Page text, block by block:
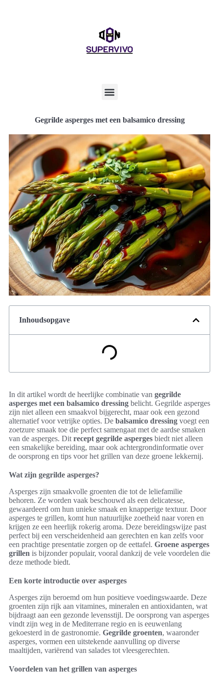
Gegrilde asperges met een balsamico dressing
Inhoudsopgave
In dit artikel wordt de heerlijke combinatie van gegrilde
asperges met een balsamico dressing belicht. Gegrilde asperges
zijn niet alleen een smaakvol bijgerecht, maar ook een gezond
alternatief voor vetrijke opties. De balsamico dressing voegt een
zoetzure smaak toe die perfect samengaat met de aardse smaken
van de asperges. Dit recept gegrilde asperges biedt niet alleen
een smakelijke bereiding, maar ook achtergrondinformatie over
de oorsprong en tips voor het grillen van deze groene lekkernij.
Wat zijn gegrilde asperges?
Asperges zijn smaakvolle groenten die tot de leliefamilie
behoren. Ze worden vaak beschouwd als een delicatesse,
gewaardeerd om hun unieke smaak en knapperige textuur. Door
asperges te grillen, komt hun natuurlijke zoetheid naar voren en
krijgen ze een heerlijk rokerig aroma. Deze bereidingswijze past
perfect bij een verscheidenheid aan gerechten en kan zelfs voor
een prachtige presentatie zorgen op de eettafel. Groene asperges
grillen is bijzonder populair, vooral dankzij de vele voordelen die
deze methode biedt.
Een korte introductie over asperges
Asperges zijn beroemd om hun positieve voedingswaarde. Deze
groenten zijn rijk aan vitamines, mineralen en antioxidanten, wat
bijdraagt aan een gezonde levensstijl. De oorsprong van asperges
vindt zijn weg in de Mediterrane regio en is eeuwenlang
gekoesterd in de gastronomie. Gegrilde groenten, waaronder
asperges, vormen een uitstekende aanvulling op diverse
maaltijden, variërend van salades tot vleesgerechten.
Voordelen van het grillen van asperges